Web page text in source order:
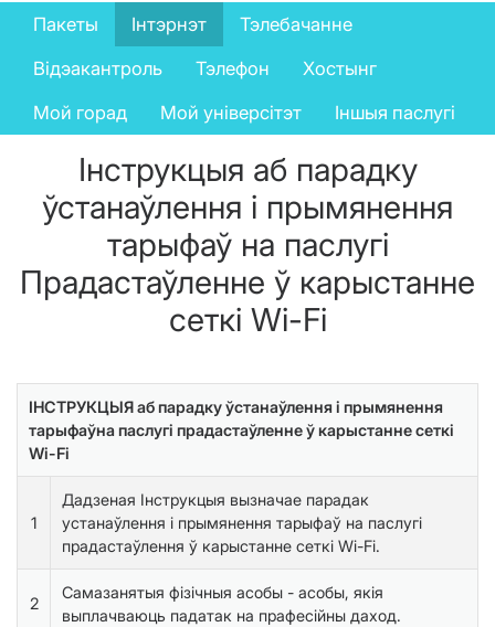
Business
services
menu
Пакеты Інтэрнэт
Тэлебачанне
Відэакантроль
Тэлефон
Хостынг
Мой горад
Мой універсітэт Іншыя паслугі
Інструкцыя аб парадку
ўстанаўлення і прымянення
тарыфаў на паслугі
Прадастаўленне ў карыстанне
сеткі Wi-Fi
ІНСТРУКЦЫЯ аб парадку ўстанаўлення і прымянення
тарыфаўна паслугі прадастаўленне ў карыстанне сеткі
Wi-Fi
1
Дадзеная Інструкцыя вызначае парадак
устанаўлення і прымянення тарыфаў на паслугі
прадастаўлення ў карыстанне сеткі Wi-Fi.
2
Самазанятыя фізічныя асобы - асобы, якія
выплачваюць падатак на прафесійны даход.